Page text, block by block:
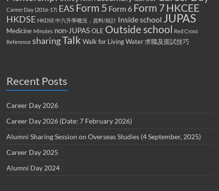
Career Day (2016-17) EAS Form 5 Form 6 Form 7HKCEE
HKDSE HKDSE 中六升學概況，資料/統計 Inside school JUPAS
Medicine Minutes non-JUPAS OLE Outside school Red Cross
Reference sharingTalk Walk for Living Water 求職及面試技巧
Recent Posts
Career Day 2026
Career Day 2026 (Date: 7 February 2026)
Alumni Sharing Session on Overseas Studies (4 September, 2025)
Career Day 2025
Alumni Day 2024